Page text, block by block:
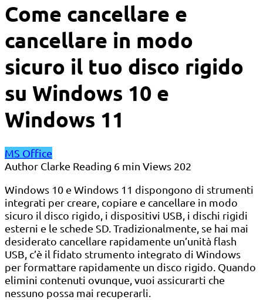
Come cancellare e
cancellare in modo
sicuro il tuo disco rigido
su Windows 10 e
Windows 11
MS Office
Author Clarke Reading 6 min Views 202
Windows 10 e Windows 11 dispongono di strumenti
integrati per creare, copiare e cancellare in modo
sicuro il disco rigido, i dispositivi USB, i dischi rigidi
esterni e le schede SD. Tradizionalmente, se hai mai
desiderato cancellare rapidamente un’unità flash
USB, c’è il fidato strumento integrato di Windows
per formattare rapidamente un disco rigido. Quando
elimini contenuti ovunque, vuoi assicurarti che
nessuno possa mai recuperarli.